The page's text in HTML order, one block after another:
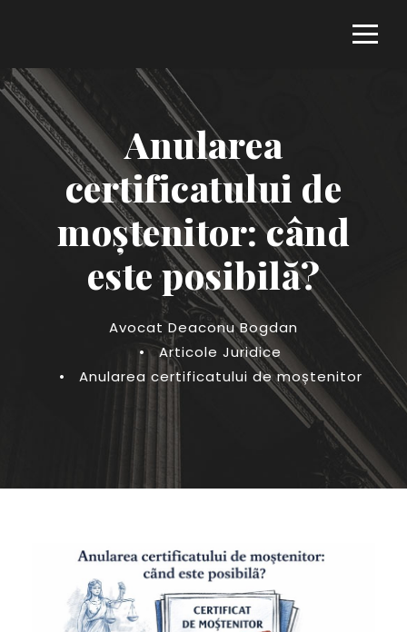
Anularea
certificatului de
moștenitor: când
este posibilă?
Avocat Deaconu Bogdan
•
Articole Juridice
•
Anularea certificatului de moștenitor